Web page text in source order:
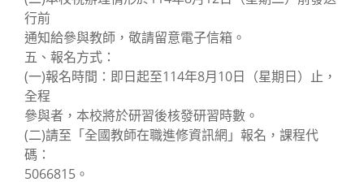
行前
通知給參與教師，敬請留意電子信箱。
五、報名方式：
(一)報名時間：即日起至114年8月10日（星期日）止，
全程
參與者，本校將於研習後核發研習時數。
(二)請至「全國教師在職進修資訊網」報名，課程代
碼：
5066815。